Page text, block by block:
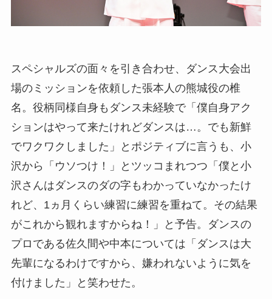
スペシャルズの面々を引き合わせ、ダンス大会出
場のミッションを依頼した張本人の熊城役の椎
名。役柄同様自身もダンス未経験で「僕自身アク
ションはやって来たけれどダンスは…。でも新鮮
でワクワクしました」とポジティブに言うも、小
沢から「ウソつけ！」とツッコまれつつ「僕と小
沢さんはダンスのダの字もわかっていなかったけ
れど、1ヵ月くらい練習に練習を重ねて。その結果
がこれから観れますからね！」と予告。ダンスの
プロである佐久間や中本については「ダンスは大
先輩になるわけですから、嫌われないように気を
付けました」と笑わせた。